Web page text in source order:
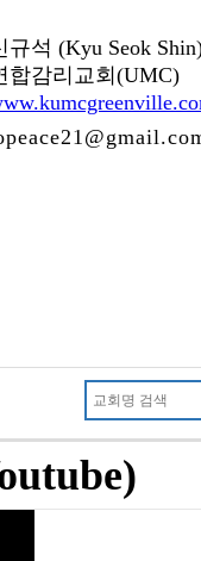
규석 (Kyu Seok
합감리교회(UMC)